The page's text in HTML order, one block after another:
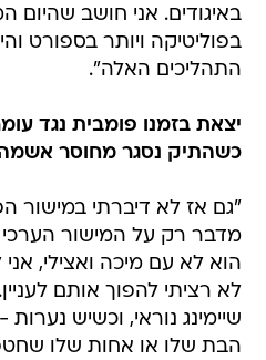
באיגודים. אני חושב שהיום
בפוליטיקה ויותר בספורט
התהליכים האלה".
יצאת בזמנו פומבית נגד
כשהתיק נסגר מחוסר
"גם אז לא דיברתי במישור
מדבר רק על המישור הערכי
הוא לא עם מיכה ואצילי,
לא רציתי להפוך אותם
שיימינג נוראי, וכשיש
הבת שלו או אחות שלו